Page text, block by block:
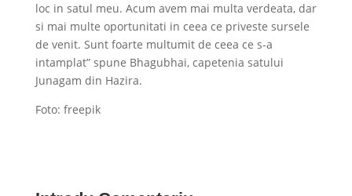
loc in satul meu. Acum avem mai multa verdeata, dar
si mai multe oportunitati in ceea ce priveste sursele
de venit. Sunt foarte multumit de ceea ce s-a
intamplat” spune Bhagubhai, capetenia satului
Junagam din Hazira.
Foto: freepik